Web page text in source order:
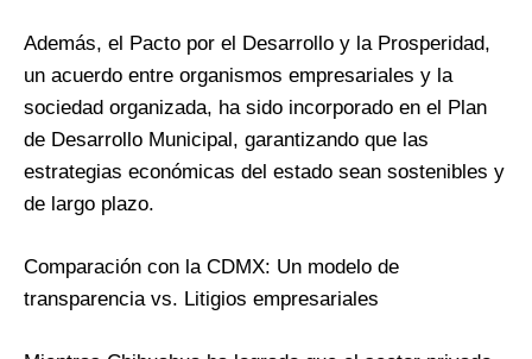
Además, el Pacto por el Desarrollo y la Prosperidad,
un acuerdo entre organismos empresariales y la
sociedad organizada, ha sido incorporado en el Plan
de Desarrollo Municipal, garantizando que las
estrategias económicas del estado sean sostenibles y
de largo plazo.
Comparación con la CDMX: Un modelo de
transparencia vs. Litigios empresariales